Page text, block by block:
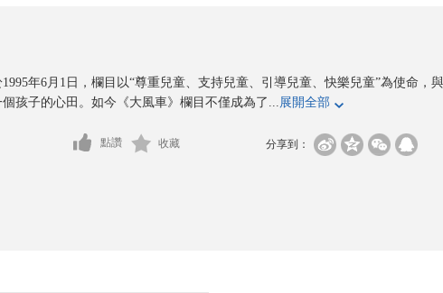
年6月1日，欄目以“尊重兒童、支持兒童、引導兒童、快樂兒童”為使命，
孩子的心田。如今《大風車》欄目不僅成為了...展開全部
分享到：
點讚 收藏